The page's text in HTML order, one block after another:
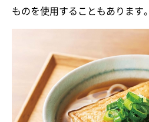
ものを使用することもあります。